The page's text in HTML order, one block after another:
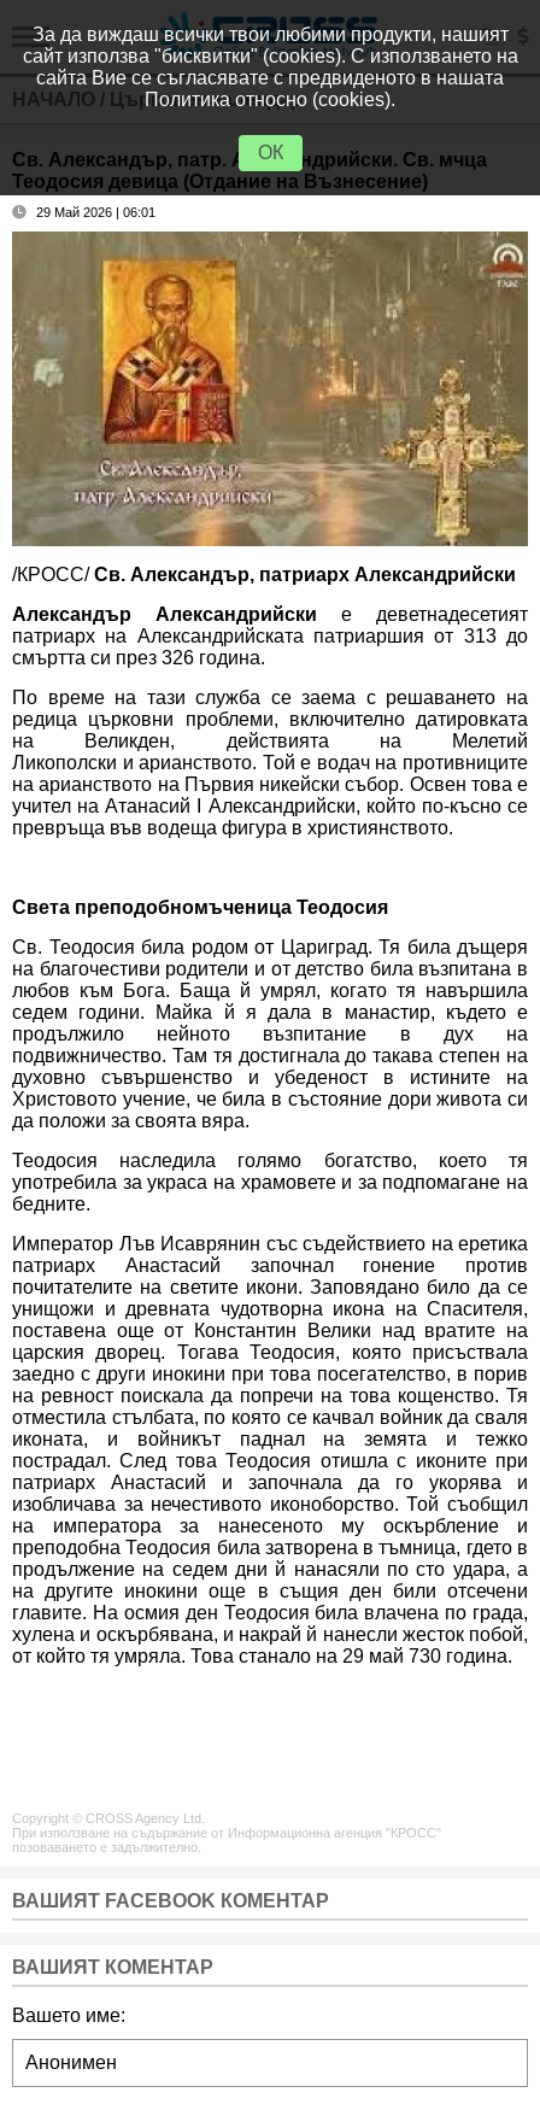
НАЧАЛО / Църковен календар
Св. Александър, патр. Александрийски. Св. мчца
Теодосия девица (Отдание на Възнесение)
29 Май 2026 | 06:01
/КРОСС/Св. Александър, патриарх Александрийски
Александър Александрийски е деветнадесетият
патриарх на Александрийската патриаршия от 313 до
смъртта си през 326 година.
По време на тази служба се заема с решаването на
редица църковни проблеми, включително датировката
на
Великден, действията на
Мелетий
Ликополски иарианството. Той е водач на противниците
на арианството на Първия никейски събор. Освен това е
учител наАтанасий I Александрийски, който по-късно се
превръща във водеща фигура в християнството.
Света преподобномъченица Теодосия
Св. Теодосия била родом от Цариград. Тя била дъщеря
на благочестиви родители и от детство била възпитана в
любов към Бога. Баща й умрял, когато тя навършила
седем години. Майка й я дала в манастир, където е
продължило нейното възпитание в дух на
подвижничество. Там тя достигнала до такава степен на
духовно съвършенство и убеденост в истините на
Христовото учение, че била в състояние дори живота си
да положи за своята вяра.
Теодосия наследила голямо богатство, което тя
употребила за украса на храмовете и за подпомагане на
бедните.
Император Лъв Исаврянин със съдействието на еретика
патриарх Анастасий започнал гонение против
почитателите на светите икони. Заповядано било да се
унищожи и древната чудотворна икона на Спасителя,
поставена още от Константин Велики над вратите на
царския дворец. Тогава Теодосия, която присъствала
заедно с други инокини при това посегателство, в порив
на ревност поискала да попречи на това кощенство. Тя
отместила стълбата, по която се качвал войник да сваля
иконата, и войникът паднал на земята и тежко
пострадал. След това Теодосия отишла с иконите при
патриарх Анастасий и започнала да го укорява и
изобличава за нечестивото иконоборство. Той съобщил
на императора за нанесеното му оскърбление и
преподобна Теодосия била затворена в тъмница, гдето в
продължение на седем дни й нанасяли по сто удара, а
на другите инокини още в същия ден били отсечени
главите. На осмия ден Теодосия била влачена по града,
хулена и оскърбявана, и накрай й нанесли жесток побой,
от който тя умряла. Това станало на 29 май 730 година.
Copyright © CROSS Agency Ltd.
При използване на съдържание от Информационна агенция "КРОСС"
позоваването е задължително.
ВАШИЯТ FACEBOOK КОМЕНТАР
ВАШИЯТ КОМЕНТАР
Вашето име:
За да виждаш всички твои любими продукти, нашият
сайт използва "бисквитки" (cookies). С използването на
сайта Вие се съгласявате с предвиденото в нашата
Политика относно (cookies).
ОК